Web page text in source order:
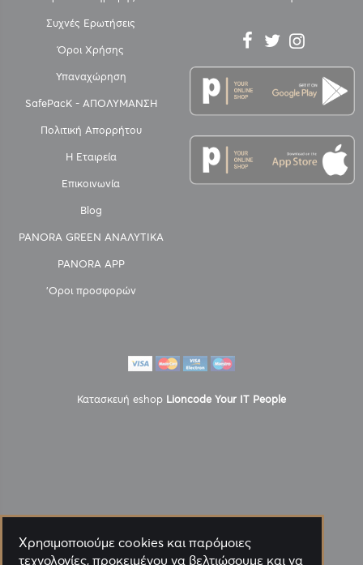
Συχνές Ερωτήσεις
Όροι Χρήσης
Υπαναχώρηση
SafePacK - ΑΠΟΛΥΜΑΝΣΗ
Πολιτική Απορρήτου
Η Εταιρεία
Επικοινωνία
Blog
PANORA GREEN ΑΝΑΛΥΤΙΚΑ
PANORA APP
'Οροι προσφορών
Κατασκευή eshop Lioncode Your IT People
Χρησιμοποιούμε cookies και παρόμοιες
τεχνολογίες, προκειμένου να βελτιώσουμε και να